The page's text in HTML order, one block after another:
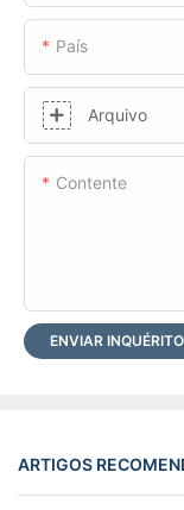
País
Arquivo
Contente
ENVIAR
ARTIGOS